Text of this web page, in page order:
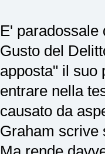
E' paradossale
Gusto del
apposta" il suo
entrare nella
causato da
Graham scrive